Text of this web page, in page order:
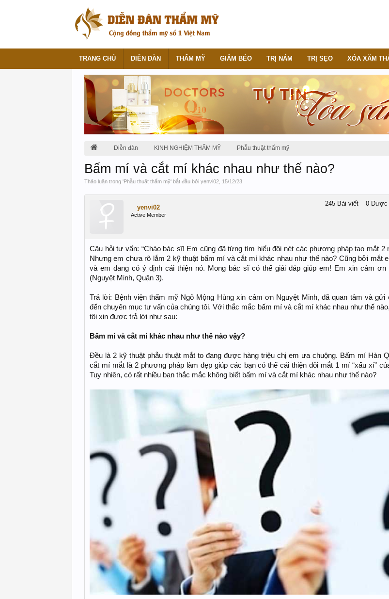
Diễn đàn KINH NGHIỆM THẨM MỸ Phẫu thuật thẩm mỹ
Bấm mí và cắt mí khác nhau như thế nào?
Thảo luận trong 'Phẫu thuật thẩm mỹ' bắt đầu bởi yenvi02 15/12/23
yenvi02
Active Member
245 Bài viết 0 Được
Câu hỏi tư vấn: “Chào bác sĩ! Em cũng đã từng tìm hiểu đôi nét các phương pháp tạo mắt 2
Nhưng em chưa rõ lắm 2 kỹ thuật bấm mí và cắt mí khác nhau như thế nào? Cũng bởi mắt
và em đang có ý định cải thiện nó. Mong bác sĩ có thể giải đáp giúp em! Em xin cảm ơn
(Nguyệt Minh, Quận 3).
Trả lời: Bệnh viện thẩm mỹ Ngô Mộng Hùng xin cảm ơn Nguyệt Minh, đã quan tâm và gửi
đến chuyên mục tư vấn của chúng tôi. Với thắc mắc bấm mí và cắt mí khác nhau như thế
tôi xin được trả lời như sau:
Bấm mí và cắt mí khác nhau như thế nào vậy?
Đều là 2 kỹ thuật phẫu thuật mắt to đang được hàng triệu chị em ưa chuộng. Bấm mí Hàn
cắt mí mắt là 2 phương pháp làm đẹp giúp các bạn có thể cải thiện đôi mắt 1 mí “xấu xí”
Tuy nhiên, có rất nhiều bạn thắc mắc không biết bấm mí và cắt mí khác nhau như thế nào?
TRANG CHỦ DIỄN ĐÀN THẨM MỸ GIẢM BÉO TRỊ NÁM TRỊ SẸO XÓA XĂM